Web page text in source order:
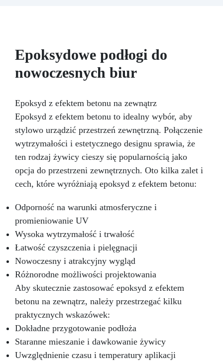
Doskonałe do żywicy epoksydowej, te formy
mogą być również używane z innymi
materiałami, takimi jak gips, wosk czy masa
użyciem i dokładne jej oczyszczenie po każdym
użyciu, aby przedłużyć jej żywotność
.
Epoksydowe podłogi do
nowoczesnych biur
Epoksyd z efektem betonu na zewnątrz
Epoksyd z efektem betonu to idealny wybór, aby
stylowo urządzić przestrzeń zewnętrzną. Połączenie
wytrzymałości i estetycznego designu sprawia, że
ten rodzaj żywicy cieszy się popularnością jako
opcja do przestrzeni zewnętrznych. Oto kilka zalet i
cech, które wyróżniają epoksyd z efektem betonu:
Odporność na warunki atmosferyczne i
promieniowanie UV
Wysoka wytrzymałość i trwałość
Łatwość czyszczenia i pielęgnacji
Nowoczesny i atrakcyjny wygląd
Różnorodne możliwości projektowania
Aby skutecznie zastosować epoksyd z efektem
betonu na zewnątrz, należy przestrzegać kilku
praktycznych wskazówek:
Dokładne przygotowanie podłoża
Staranne mieszanie i dawkowanie żywicy
Uwzględnienie czasu i temperatury aplikacji